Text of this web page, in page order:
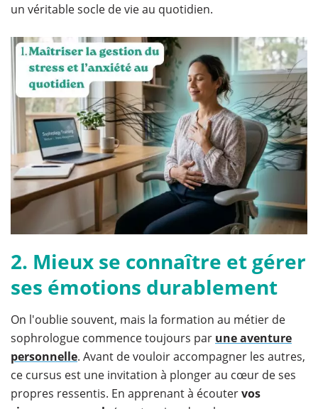
un véritable socle de vie au quotidien.
2. Mieux se connaître et gérer
ses émotions durablement
On l'oublie souvent, mais la formation au métier de
sophrologue commence toujours par une aventure
personnelle. Avant de vouloir accompagner les autres,
ce cursus est une invitation à plonger au cœur de ses
propres ressentis. En apprenant à écoutervos